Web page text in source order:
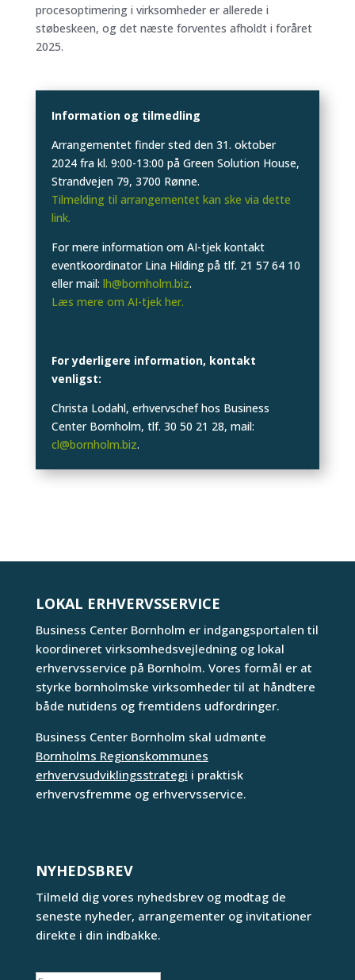
procesoptimering i virksomheder er allerede i
støbeskeen, og det næste forventes afholdt i foråret
2025.
Information og tilmedling
Arrangementet finder sted den 31. oktober
2024 fra kl. 9:00-13:00 på Green Solution House,
Strandvejen 79, 3700 Rønne.
Tilmelding til arrangementet kan ske via dette
link.
For mere information om AI-tjek kontakt
eventkoordinator Lina Hilding på tlf. 21 57 64 10
eller mail: lh@bornholm.biz.
Læs mere om AI-tjek her.
For yderligere information, kontakt
venligst:
Christa Lodahl, erhvervschef hos Business
Center Bornholm, tlf. 30 50 21 28, mail:
cl@bornholm.biz.
LOKAL ERHVERVSSERVICE
Business Center Bornholm er indgangsportalen til
koordineret virksomhedsvejledning og lokal
erhvervsservice på Bornholm. Vores formål er at
styrke bornholmske virksomheder til at håndtere
både nutidens og fremtidens udfordringer.
Business Center Bornholm skal udmønte
Bornholms Regionskommunes
erhvervsudviklingsstrategi i praktisk
erhvervsfremme og erhvervsservice.
NYHEDSBREV
Tilmeld dig vores nyhedsbrev og modtag de
seneste nyheder, arrangementer og invitationer
direkte i din indbakke.